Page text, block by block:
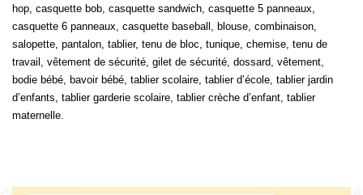
hop, casquette bob, casquette sandwich, casquette 5 panneaux,
casquette 6 panneaux, casquette baseball, blouse, combinaison,
salopette, pantalon, tablier, tenu de bloc, tunique, chemise, tenu de
travail, vêtement de sécurité, gilet de sécurité, dossard, vêtement,
bodie bébé, bavoir bébé, tablier scolaire, tablier d’école, tablier jardin
d’enfants, tablier garderie scolaire, tablier crèche d’enfant, tablier
maternelle.